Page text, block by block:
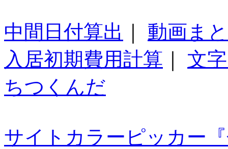
中間日付算出
動画ま
入居初期費用計算
文
ちつくんだ
サイトカラーピッカー